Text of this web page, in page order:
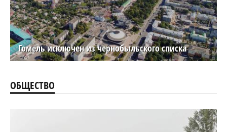
Гомель исключен из чернобыльского списка
ОБЩЕСТВО